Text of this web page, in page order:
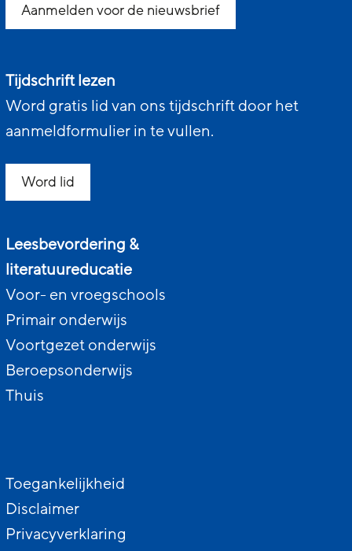
Aanmelden voor de nieuwsbrief
Tijdschrift lezen
Word gratis lid van ons tijdschrift door het
aanmeldformulier in te vullen.
Word lid
Leesbevordering &
literatuureducatie
Voor- en vroegschools
Primair onderwijs
Voortgezet onderwijs
Beroepsonderwijs
Thuis
Toegankelijkheid
Disclaimer
Privacyverklaring